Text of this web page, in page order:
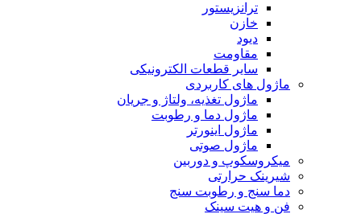
ترانزیستور
خازن
دیود
مقاومت
سایر قطعات الکترونیکی
ماژول های کاربردی
ماژول تغذیه، ولتاژ و جریان
ماژول دما و رطوبت
ماژول اینورتر
ماژول صوتی
میکروسکوپ و دوربین
شیرینک حرارتی
دما سنج و رطوبت سنج
فن و هیت سینک